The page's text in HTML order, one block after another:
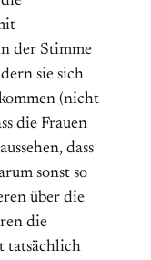
der Stimme
sie sich
(nicht
die Frauen
dass
sonst so
über die
die
tatsächlich